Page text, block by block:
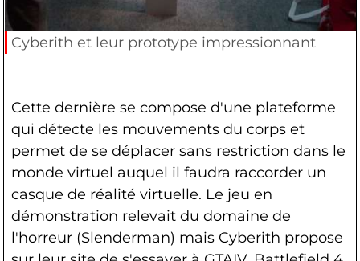
Cyberith et leur prototype impressionnant
Cette dernière se compose d'une plateforme
qui détecte les mouvements du corps et
permet de se déplacer sans restriction dans le
monde virtuel auquel il faudra raccorder un
casque de réalité virtuelle. Le jeu en
démonstration relevait du domaine de
l'horreur (Slenderman) mais Cyberith propose